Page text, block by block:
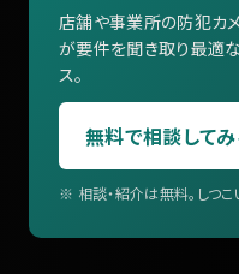
店舗や事業所の防犯カ
が要件を聞き取り最適
ス。
無料で相談して
※ 相談・紹介は無料。しつ